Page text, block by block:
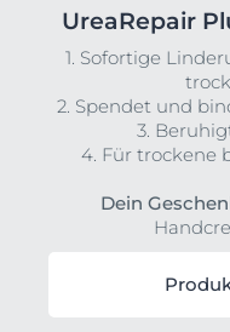
UreaRepair
1. Sofortige
2. Spendet und
3.
4. Für trockene
Dein